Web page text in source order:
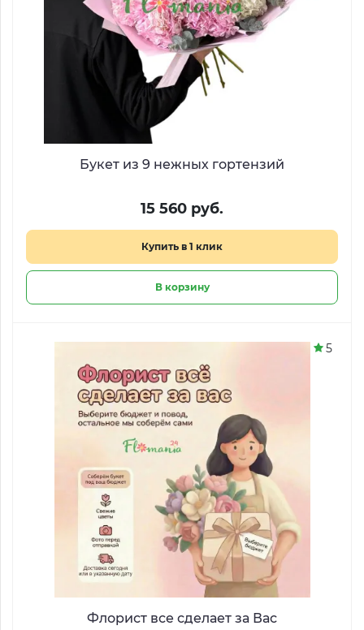
Букет из 9 нежных гортензий
15 560 руб.
Купить в 1 клик
В корзину
Флорист все сделает за Вас
5